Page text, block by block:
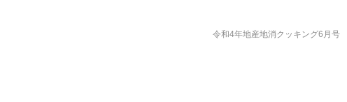
令和4年地産地消クッキング6月号